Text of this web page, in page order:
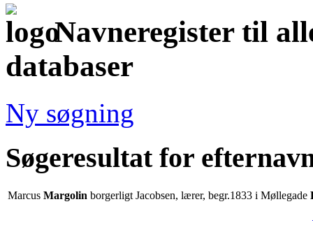
Navneregister til
databaser
Ny søgning
Søgeresultat for
Marcus Margolin borgerligt Jacobsen, lærer, begr.1833 i Møllegade